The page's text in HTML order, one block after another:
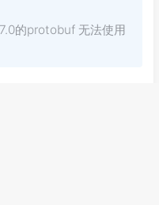
的protobuf 无法使用